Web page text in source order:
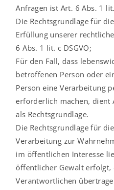
Anfragen ist Art. 6 Abs. 1
Die Rechtsgrundlage für
Erfüllung unserer
6 Abs. 1 lit. c DSGVO;
Für den Fall, dass
betroffenen Person oder
Person eine Verarbeitung
erforderlich machen, dient
als Rechtsgrundlage.
Die Rechtsgrundlage für
Verarbeitung zur
im öffentlichen Interesse
öffentlicher Gewalt erfolgt,
Verantwortlichen